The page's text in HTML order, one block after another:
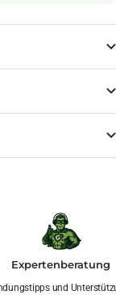
Expertenberatung
und